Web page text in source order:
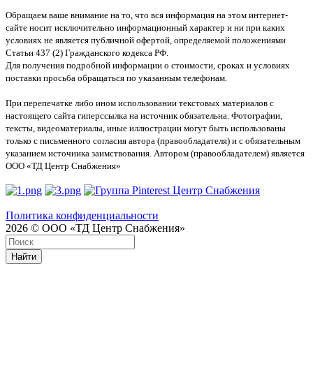
Обращаем ваше внимание на то, что вся информация на этом интернет-
сайте носит исключительно информационный характер и ни при каких
условиях не является публичной офертой, определяемой положениями
Статьи 437 (2) Гражданского кодекса РФ.
Для получения подробной информации о стоимости, сроках и условиях
поставки просьба обращаться по указанным телефонам.
При перепечатке либо ином использовании текстовых материалов с
настоящего сайта гиперссылка на источник обязательна. Фотографии,
тексты, видеоматериалы, иные иллюстрации могут быть использованы
только с письменного согласия автора (правообладателя) и с обязательным
указанием источника заимствования. Автором (правообладателем) является
ООО «ТД Центр Снабжения»
Политика конфиденциальности
2026 © ООО «ТД Центр Снабжения»
Найти